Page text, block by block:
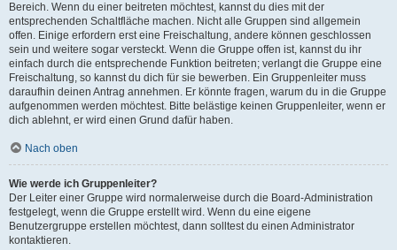
Bereich. Wenn du einer beitreten möchtest, kannst du dies mit der
entsprechenden Schaltfläche machen. Nicht alle Gruppen sind allgemein
offen. Einige erfordern erst eine Freischaltung, andere können geschlossen
sein und weitere sogar versteckt. Wenn die Gruppe offen ist, kannst du ihr
einfach durch die entsprechende Funktion beitreten; verlangt die Gruppe eine
Freischaltung, so kannst du dich für sie bewerben. Ein Gruppenleiter muss
daraufhin deinen Antrag annehmen. Er könnte fragen, warum du in die Gruppe
aufgenommen werden möchtest. Bitte belästige keinen Gruppenleiter, wenn er
dich ablehnt, er wird einen Grund dafür haben.
Nach oben
Wie werde ich Gruppenleiter?
Der Leiter einer Gruppe wird normalerweise durch die Board-Administration
festgelegt, wenn die Gruppe erstellt wird. Wenn du eine eigene
Benutzergruppe erstellen möchtest, dann solltest du einen Administrator
kontaktieren.